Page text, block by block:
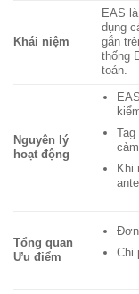
Khái niệm
EAS
dụng
gắn
thống
toán.
Nguyên lý
hoạt động
Khi
Tổng quan
Ưu điểm
Đơn
Chi